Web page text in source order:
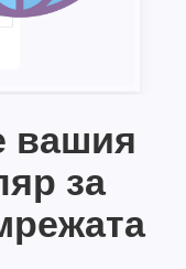
вашия
за